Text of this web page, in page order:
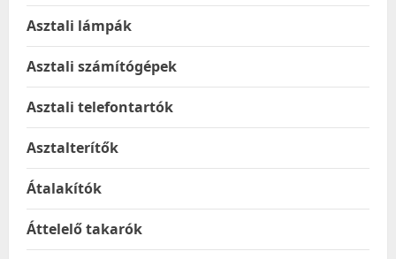
Asztali lámpák
Asztali számítógépek
Asztali telefontartók
Asztalterítők
Átalakítók
Áttelelő takarók